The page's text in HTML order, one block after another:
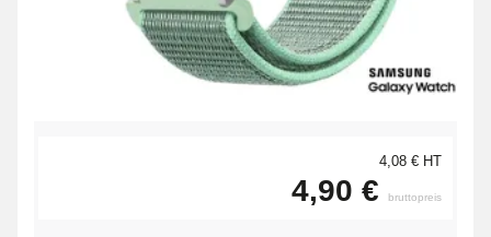
4,08 € HT
4,90 € bruttopreis